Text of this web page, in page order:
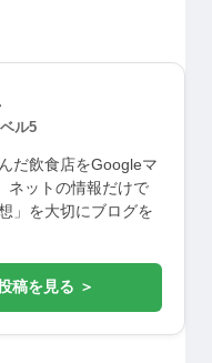
ル5
だ飲食店をGoogleマ
ネットの情報だけで
」を大切にブログを
稿を見る ＞